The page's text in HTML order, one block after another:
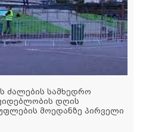
ძალების სამხედრო
დღის
მოედანზე პირველი